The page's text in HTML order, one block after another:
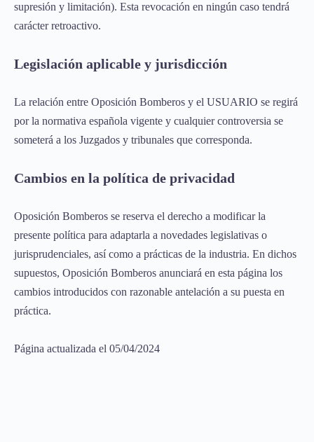
supresión y limitación). Esta revocación en ningún caso tendrá
carácter retroactivo.
Legislación aplicable y jurisdicción
La relación entre Oposición Bomberos y el USUARIO se regirá
por la normativa española vigente y cualquier controversia se
someterá a los Juzgados y tribunales que corresponda.
Cambios en la política de privacidad
Oposición Bomberos se reserva el derecho a modificar la
presente política para adaptarla a novedades legislativas o
jurisprudenciales, así como a prácticas de la industria. En dichos
supuestos, Oposición Bomberos anunciará en esta página los
cambios introducidos con razonable antelación a su puesta en
práctica.
Página actualizada el 05/04/2024